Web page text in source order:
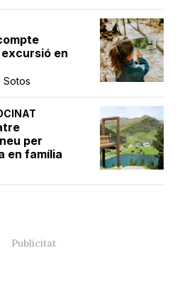
en
Sotos
per
en família